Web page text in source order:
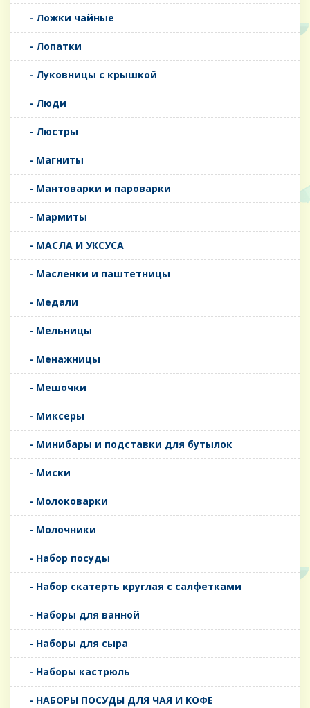
- Ложки чайные
- Лопатки
- Луковницы с крышкой
- Люди
- Люстры
- Магниты
- Мантоварки и пароварки
- Мармиты
- МАСЛА И УКСУСА
- Масленки и паштетницы
- Медали
- Мельницы
- Менажницы
- Мешочки
- Миксеры
- Минибары и подставки для бутылок
- Миски
- Молоковарки
- Молочники
- Набор посуды
- Набор скатерть круглая с салфетками
- Наборы для ванной
- Наборы для сыра
- Наборы кастрюль
- НАБОРЫ ПОСУДЫ ДЛЯ ЧАЯ И КОФЕ